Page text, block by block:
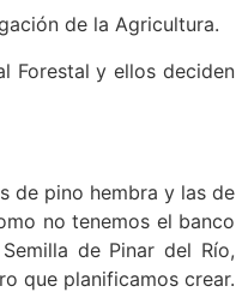
de la Agricultura.
Forestal y ellos deciden
de pino hembra y las de
no tenemos el banco
de Pinar del Río,
que planificamos crear.